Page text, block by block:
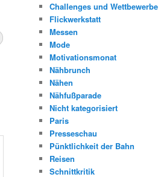
Challenges und Wettbewerbe
Flickwerkstatt
Messen
Mode
Motivationsmonat
Nähbrunch
Nähen
Nähfußparade
Nicht kategorisiert
Paris
Presseschau
Pünktlichkeit der Bahn
Reisen
Schnittkritik